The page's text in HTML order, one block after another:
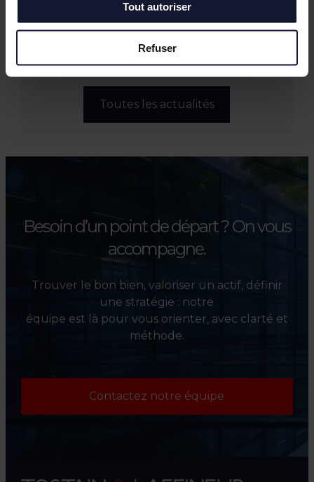
Tout autoriser
Refuser
l’Immobilier : retour sur le bilan du
marché tertiaire dans la Métropole
Européenne de Lille
Toutes les actualités
Besoin d’un point de départ ?On vous
accompagne.
Trouver le bon bien, valoriser un actif, définir
une stratégie : notre
équipe est là pour vous orienter, avec clarté et
méthode.
Contactez notre équipe